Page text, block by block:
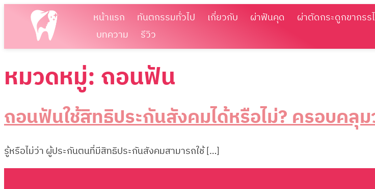
หน้าแรก ทันตกรรมทั่วไป เกี่ยวกับ ผ่าฟันคุด ผ่าตัดกระดูกขากรร
บทความ
รีวิว
หมวดหมู่: ถอนฟัน
ถอนฟันใช้สิทธิประกันสังคมได้หรือไม่? ครอบคลุม
รู้หรือไม่ว่า ผู้ประกันตนที่มีสิทธิประกันสังคมสามารถใช้ […]